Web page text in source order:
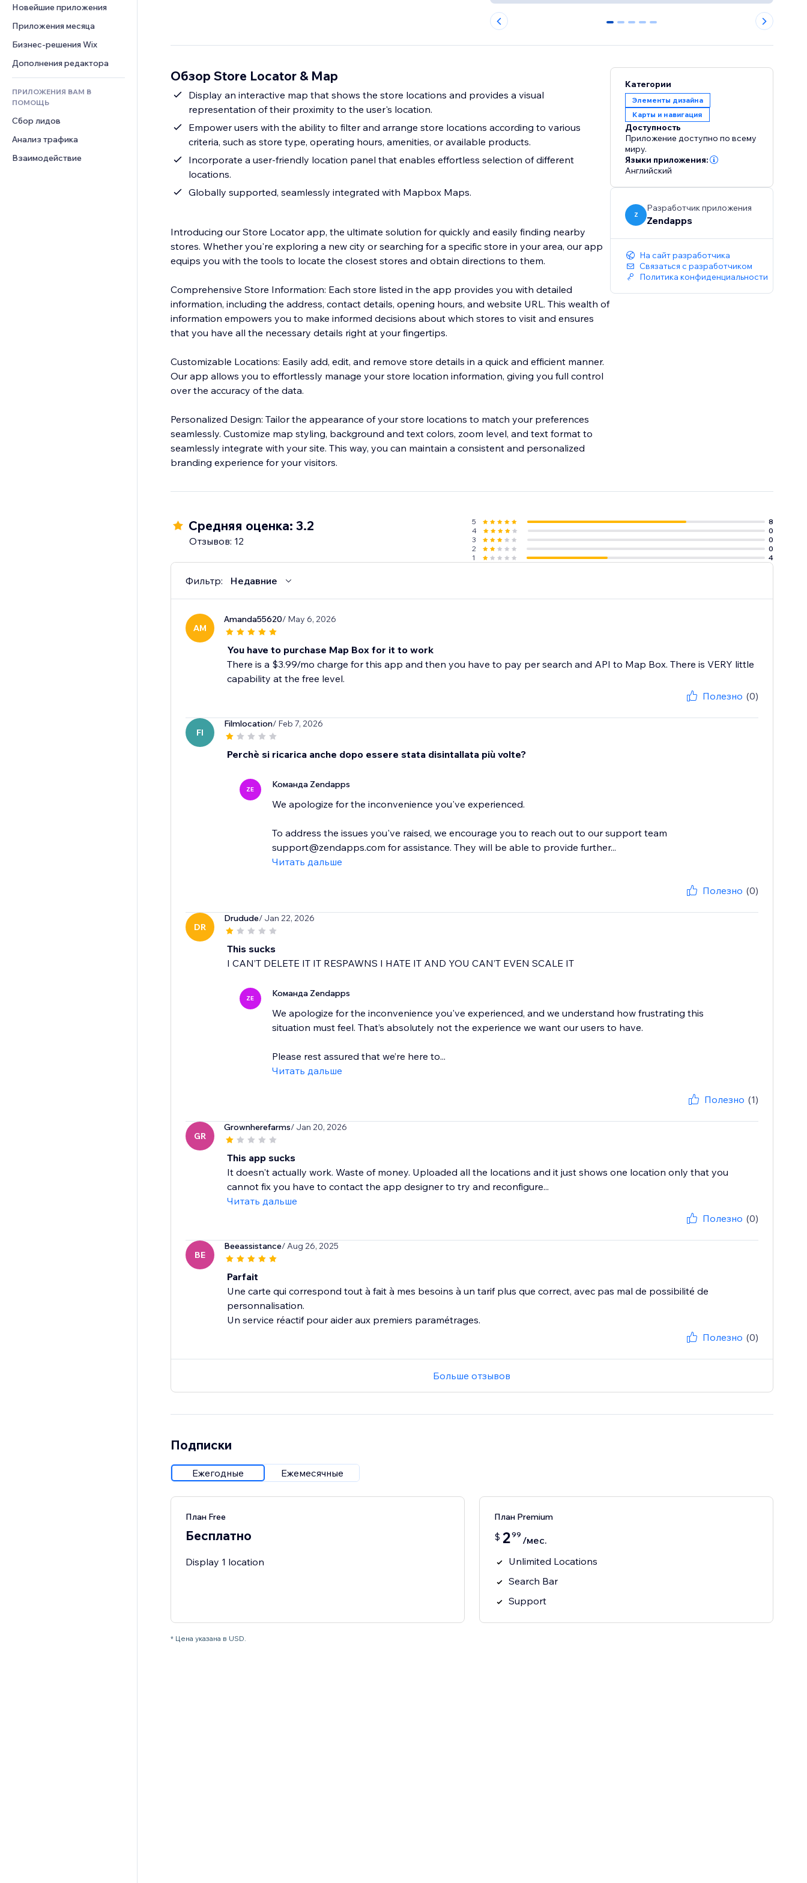
Складские услуги
Еда и напитки
PDF
Обмен файлами
Новости
Баннеры и значки
Калькуляторы
Погода
Графики и таблицы
Чат
Комментарии
Телефон
Сообщество
Отзывы и комментарии
Управление отношениями с
клиентом (CRM)
Новейшие приложения
Приложения месяца
Бизнес-решения Wix
Дополнения редактора
ПРИЛОЖЕНИЯ ВАМ В
ПОМОЩЬ
Сбор лидов
Анализ трафика
Взаимодействие
0 1 2 3 4
Обзор Store Locator & Map
Display an interactive map that shows the store locations and provides a visual
representation of their proximity to the user's location.
Empower users with the ability to filter and arrange store locations according to various
criteria, such as store type, operating hours, amenities, or available products.
Incorporate a user-friendly location panel that enables effortless selection of different
locations.
Globally supported, seamlessly integrated with Mapbox Maps.
Introducing our Store Locator app, the ultimate solution for quickly and easily finding nearby
stores. Whether you're exploring a new city or searching for a specific store in your area, our app
equips you with the tools to locate the closest stores and obtain directions to them.
Comprehensive Store Information: Each store listed in the app provides you with detailed
information, including the address, contact details, opening hours, and website URL. This wealth of
information empowers you to make informed decisions about which stores to visit and ensures
that you have all the necessary details right at your fingertips.
Customizable Locations: Easily add, edit, and remove store details in a quick and efficient manner.
Our app allows you to effortlessly manage your store location information, giving you full control
over the accuracy of the data.
Personalized Design: Tailor the appearance of your store locations to match your preferences
seamlessly. Customize map styling, background and text colors, zoom level, and text format to
seamlessly integrate with your site. This way, you can maintain a consistent and personalized
branding experience for your visitors.
Категории
Элементы дизайна
Карты и навигация
Доступность
Приложение доступно по всему
миру.
Языки приложения:
Английский
Z
Разработчик приложения
Zendapps
На сайт разработчика
Связаться с разработчиком
Политика конфиденциальности
Средняя оценка: 3.2
Отзывов: 12
5
8
4
0
3
0
2
0
1
4
Фильтр: Недавние
AM
Amanda55620/ May 6, 2026
You have to purchase Map Box for it to work
There is a $3.99/mo charge for this app and then you have to pay per search and API to Map Box. There is VERY little
capability at the free level.
Полезно (0)
FI
Filmlocation/ Feb 7, 2026
Perchè si ricarica anche dopo essere stata disintallata più volte?
ZE Команда Zendapps
We apologize for the inconvenience you've experienced.
To address the issues you've raised, we encourage you to reach out to our support team
support@zendapps.com for assistance. They will be able to provide further...
Читать дальше
Полезно (0)
DR
Drudude/ Jan 22, 2026
This sucks
I CAN’T DELETE IT IT RESPAWNS I HATE IT AND YOU CAN’T EVEN SCALE IT
ZE Команда Zendapps
We apologize for the inconvenience you've experienced, and we understand how frustrating this
situation must feel. That’s absolutely not the experience we want our users to have.
Please rest assured that we’re here to...
Читать дальше
Полезно (1)
GR
Grownherefarms/ Jan 20, 2026
This app sucks
It doesn't actually work. Waste of money. Uploaded all the locations and it just shows one location only that you
cannot fix you have to contact the app designer to try and reconfigure...
Читать дальше
Полезно (0)
BE
Beeassistance/ Aug 26, 2025
Parfait
Une carte qui correspond tout à fait à mes besoins à un tarif plus que correct, avec pas mal de possibilité de
personnalisation.
Un service réactif pour aider aux premiers paramétrages.
Полезно (0)
Больше отзывов
Подписки
Ежегодные Ежемесячные
План Free
Бесплатно
Display 1 location
План Premium
$ 299 /мес.
Unlimited Locations
Search Bar
Support
* Цена указана в USD.